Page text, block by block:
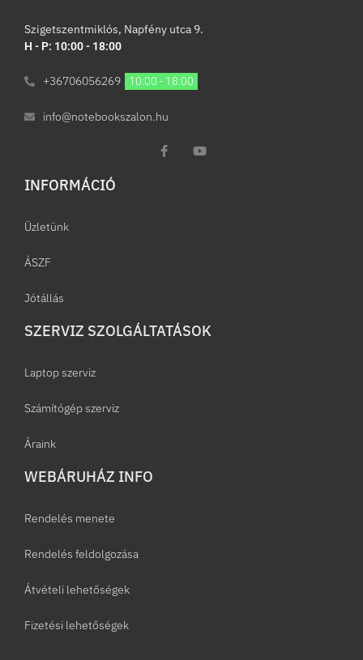
Szigetszentmiklós, Napfény utca 9.
H - P: 10:00 - 18:00
+36706056269 10:00 - 18:00
info@notebookszalon.hu
INFORMÁCIÓ​
Üzletünk
ÁSZF
Jótállás
SZERVIZ SZOLGÁLTATÁSOK
Laptop szerviz
Számítógép szerviz
Áraink
WEBÁRUHÁZ INFO
Rendelés menete
Rendelés feldolgozása
Átvételi lehetőségek
Fizetési lehetőségek